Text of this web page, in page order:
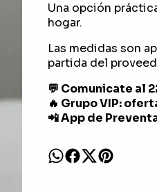
Una opción
hogar.
Las medidas son
partida del
💬 Comunicate al
🔥 Grupo VIP:
📲 App de